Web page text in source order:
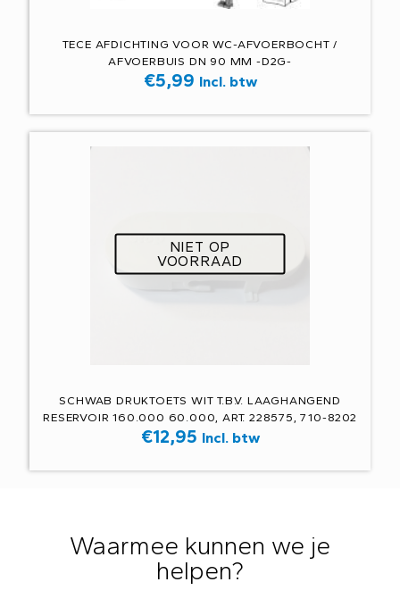
TECE AFDICHTING VOOR WC-AFVOERBOCHT /
AFVOERBUIS DN 90 MM -D2G-
€5,99 Incl. btw
NIET OP
VOORRAAD
SCHWAB DRUKTOETS WIT T.B.V. LAAGHANGEND
RESERVOIR 160.000 60.000, ART. 228575, 710-8202
€12,95 Incl. btw
Waarmee kunnen we je
helpen?